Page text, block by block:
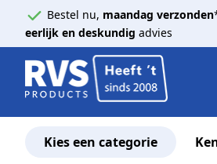
Bestel nu, maandag verzonden
eerlijk en deskundig advies
Kies een categorie